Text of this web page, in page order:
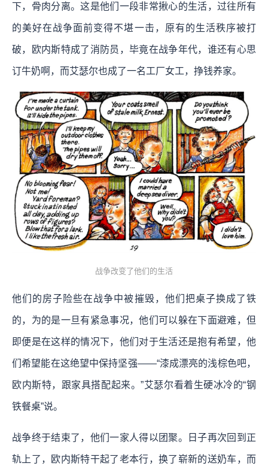
下，骨肉分离。这是他们一段非常揪心的生活，过往所有
的美好在战争面前变得不堪一击，原有的生活秩序被打
破，欧内斯特成了消防员，毕竟在战争年代，谁还有心思
订牛奶啊，而艾瑟尔也成了一名工厂女工，挣钱养家。
战争改变了他们的生活
他们的房子险些在战争中被摧毁，他们把桌子换成了铁
的，为的是一旦有紧急事况，他们可以躲在下面避难，但
即便是在这样的情况下，他们对于生活还是抱有希望，他
们希望能在这绝望中保持坚强——“漆成漂亮的浅棕色吧，
欧内斯特，跟家具搭配起来。”艾瑟尔看着生硬冰冷的“钢
铁餐桌”说。
战争终于结束了，他们一家人得以团聚。日子再次回到正
轨上了，欧内斯特干起了老本行，换了崭新的送奶车，而